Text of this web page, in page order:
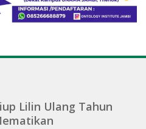
Lilin Ulang Tahun